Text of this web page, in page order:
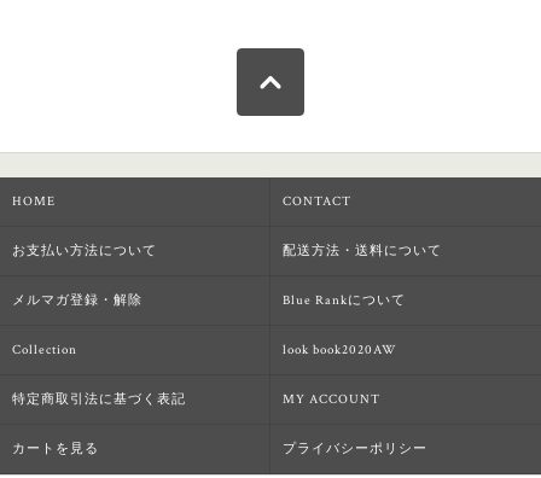
HOME CONTACT
お支払い方法について 配送方法・送料について
メルマガ登録・解除 Blue Rankについて
Collection look book2020AW
特定商取引法に基づく表記 MY ACCOUNT
カートを見る プライバシーポリシー